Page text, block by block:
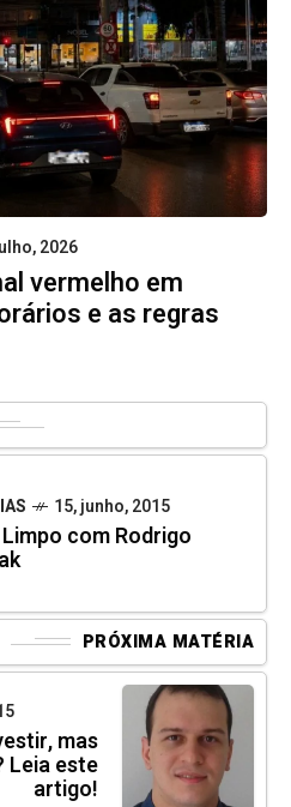
2026
vermelho em
e as regras
15, junho, 2015
com Rodrigo
PRÓXIMA MATÉRIA
mas
Leia este
artigo!